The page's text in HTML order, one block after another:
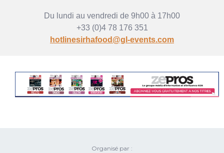
Du lundi au vendredi de 9h00 à 17h00
+33 (0)4 78 176 351
hotlinesirhafood@gl-events.com
Organisé par :